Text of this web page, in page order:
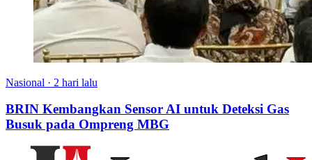
Nasional · 2 hari lalu
BRIN Kembangkan Sensor AI untuk Deteksi Gas
Busuk pada Ompreng MBG